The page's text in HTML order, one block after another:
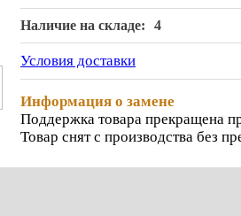
Наличие на складе: 4
Условия доставки
Информация о замене
Поддержка товара прекращена
Товар снят с производства без